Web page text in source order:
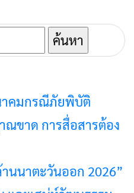
าคมกรณีภัยพิบัติ
ณขาด การสื่อสารต้อง
นนาตะวันออก 2026”